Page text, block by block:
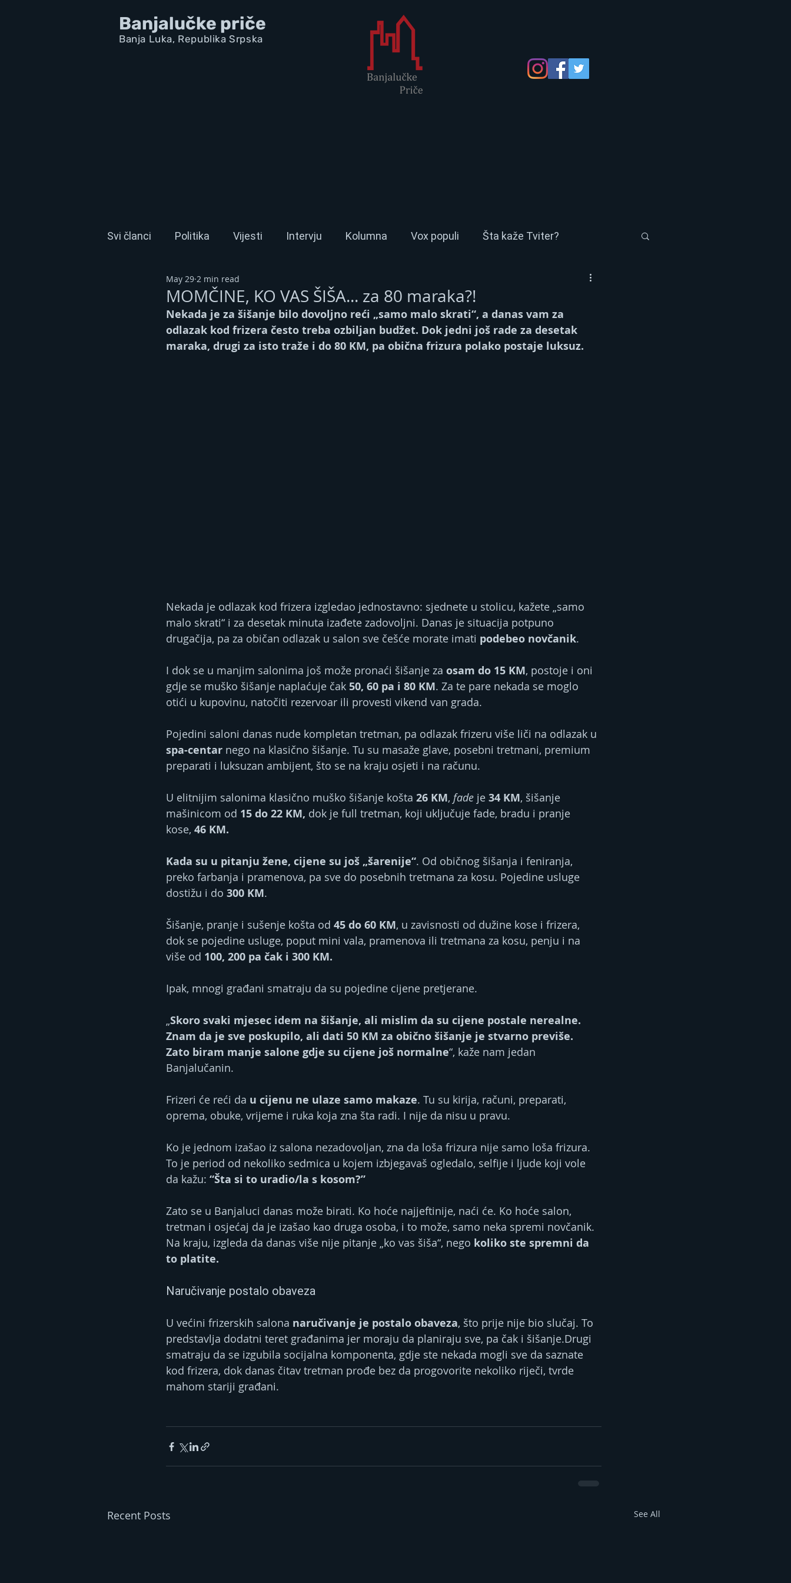
Banjalučke priče
Banja Luka, Republika Srpska
Svi članci Politika Vijesti Intervju Kolumna Vox populi Šta kaže Tviter?
MOMČINE, KO VAS ŠIŠA... za 80 maraka?!
May 29 2 min read
Nekada je za šišanje bilo dovoljno reći „samo malo skrati“, a danas vam za
odlazak kod frizera često treba ozbiljan budžet. Dok jedni još rade za desetak
maraka, drugi za isto traže i do 80 KM, pa obična frizura polako postaje luksuz.
Nekada je odlazak kod frizera izgledao jednostavno: sjednete u stolicu, kažete „samo
malo skrati“ i za desetak minuta izađete zadovoljni. Danas je situacija potpuno
drugačija, pa za običan odlazak u salon sve češće morate imati podebeo novčanik.
I dok se u manjim salonima još može pronaći šišanje za osam do 15 KM, postoje i oni
gdje se muško šišanje naplaćuje čak 50, 60 pa i 80 KM. Za te pare nekada se moglo
otići u kupovinu, natočiti rezervoar ili provesti vikend van grada.
Pojedini saloni danas nude kompletan tretman, pa odlazak frizeru više liči na odlazak u
spa-centar nego na klasično šišanje. Tu su masaže glave, posebni tretmani, premium
preparati i luksuzan ambijent, što se na kraju osjeti i na računu.
U elitnijim salonima klasično muško šišanje košta 26 KM, fade je 34 KM, šišanje
mašinicom od 15 do 22 KM, dok je full tretman, koji uključuje fade, bradu i pranje
kose, 46 KM.
Kada su u pitanju žene, cijene su još „šarenije“. Od običnog šišanja i feniranja,
preko farbanja i pramenova, pa sve do posebnih tretmana za kosu. Pojedine usluge
dostižu i do 300 KM.
Šišanje, pranje i sušenje košta od 45 do 60 KM, u zavisnosti od dužine kose i frizera,
dok se pojedine usluge, poput mini vala, pramenova ili tretmana za kosu, penju i na
više od 100, 200 pa čak i 300 KM.
Ipak, mnogi građani smatraju da su pojedine cijene pretjerane.
„Skoro svaki mjesec idem na šišanje, ali mislim da su cijene postale nerealne.
Znam da je sve poskupilo, ali dati 50 KM za obično šišanje je stvarno previše.
Zato biram manje salone gdje su cijene još normalne“, kaže nam jedan
Banjalučanin.
Frizeri će reći da u cijenu ne ulaze samo makaze. Tu su kirija, računi, preparati,
oprema, obuke, vrijeme i ruka koja zna šta radi. I nije da nisu u pravu.
Ko je jednom izašao iz salona nezadovoljan, zna da loša frizura nije samo loša frizura.
To je period od nekoliko sedmica u kojem izbjegavaš ogledalo, selfije i ljude koji vole
da kažu: “Šta si to uradio/la s kosom?”
Zato se u Banjaluci danas može birati. Ko hoće najjeftinije, naći će. Ko hoće salon,
tretman i osjećaj da je izašao kao druga osoba, i to može, samo neka spremi novčanik.
Na kraju, izgleda da danas više nije pitanje „ko vas šiša“, nego koliko ste spremni da
to platite.
Naručivanje postalo obaveza
U većini frizerskih salona naručivanje je postalo obaveza, što prije nije bio slučaj. To
predstavlja dodatni teret građanima jer moraju da planiraju sve, pa čak i šišanje.Drugi
smatraju da se izgubila socijalna komponenta, gdje ste nekada mogli sve da saznate
kod frizera, dok danas čitav tretman prođe bez da progovorite nekoliko riječi, tvrde
mahom stariji građani.
Recent Posts See All